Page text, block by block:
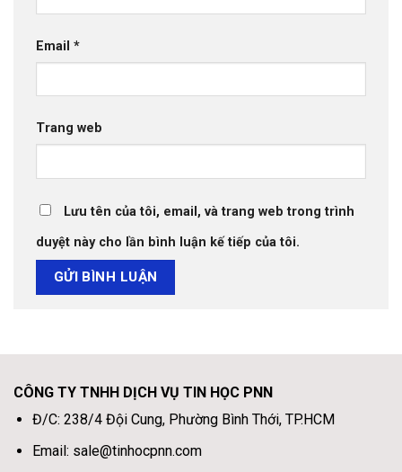
Email *
Trang web
Lưu tên của tôi, email, và trang web trong trình
duyệt này cho lần bình luận kế tiếp của tôi.
CÔNG TY TNHH DỊCH VỤ TIN HỌC PNN
Đ/C: 238/4 Đội Cung, Phường Bình Thới, TP.HCM
Email: sale@tinhocpnn.com